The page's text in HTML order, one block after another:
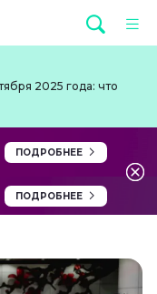
2025 года: что
ПОДРОБНЕЕ
ПОДРОБНЕЕ